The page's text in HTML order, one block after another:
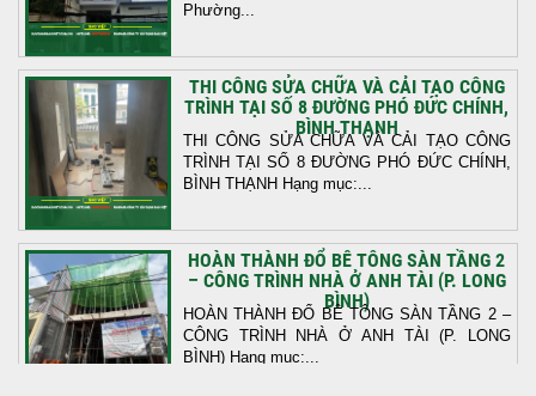
Phường...
THI CÔNG SỬA CHỮA VÀ CẢI TẠO CÔNG
TRÌNH TẠI SỐ 8 ĐƯỜNG PHÓ ĐỨC CHÍNH,
BÌNH THẠNH
THI CÔNG SỬA CHỮA VÀ CẢI TẠO CÔNG
TRÌNH TẠI SỐ 8 ĐƯỜNG PHÓ ĐỨC CHÍNH,
BÌNH THẠNH Hạng mục:...
HOÀN THÀNH ĐỔ BÊ TÔNG SÀN TẦNG 2
– CÔNG TRÌNH NHÀ Ở ANH TÀI (P. LONG
BÌNH)
HOÀN THÀNH ĐỔ BÊ TÔNG SÀN TẦNG 2 –
CÔNG TRÌNH NHÀ Ở ANH TÀI (P. LONG
BÌNH) Hạng mục:...